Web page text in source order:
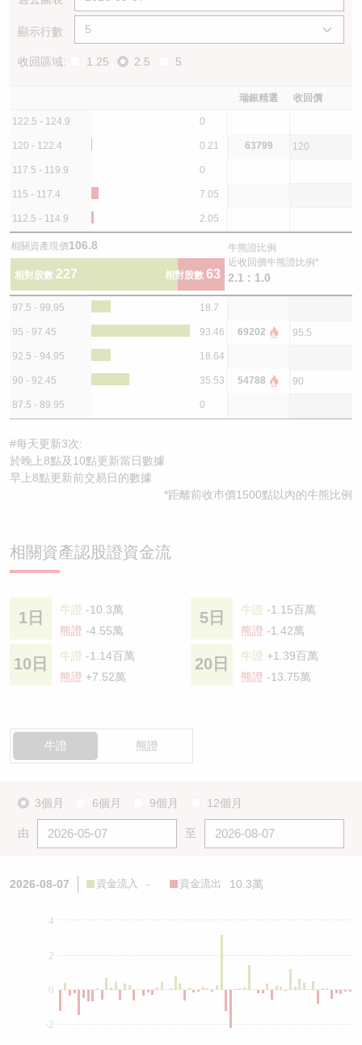
顯示行數
收回區域: 1.25 2.5 5
瑞銀精選 收回價
122.5 - 124.9 0
120 - 122.4 0.21 63799 120
117.5 - 119.9 0
115 - 117.4 7.05
112.5 - 114.9 2.05
相關資產現價106.8
相對股數 227 相對股數 63
牛熊證比例
近收回價牛熊證比例*
2.1 : 1.0
97.5 - 99.95 18.7
95 - 97.45 93.46 69202 95.5
92.5 - 94.95 18.64
90 - 92.45 35.53 54788 90
87.5 - 89.95 0
#每天更新3次:
於晚上8點及10點更新當日數據
早上8點更新前交易日的數據
*距離前收巿價1500點以內的牛熊比例
相關資產認股證資金流
1日 牛證 -10.3萬
熊證 -4.55萬
5日 牛證 -1.15百萬
熊證 -1.42萬
10日 牛證 -1.14百萬
熊證 +7.52萬
20日 牛證 +1.39百萬
熊證 -13.75萬
牛證 熊證
3個月 6個月 9個月 12個月
由 至
2026-08-07 資金流入 - 資金流出 10.3萬
0
-2
2
4